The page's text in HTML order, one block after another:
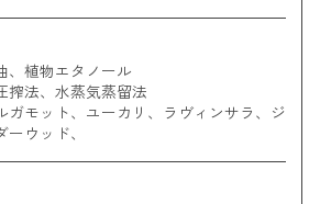
、植物エタノール
搾法、水蒸気蒸留法
ガモット、ユーカリ、ラヴィンサラ、ジ
ウッド、